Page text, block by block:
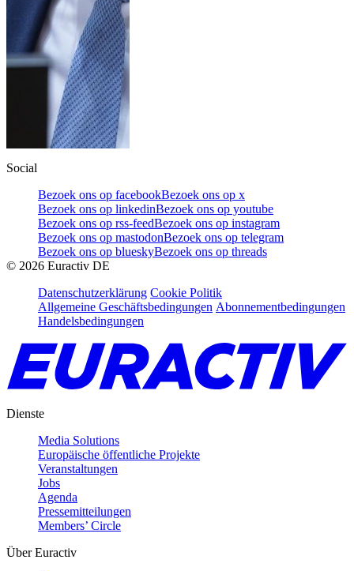
Social
Bezoek ons op facebookBezoek ons op x
Bezoek ons op linkedinBezoek ons op youtube
Bezoek ons op rss-feedBezoek ons op instagram
Bezoek ons op mastodonBezoek ons op telegram
Bezoek ons op blueskyBezoek ons op threads
© 2026 Euractiv DE
Datenschutzerklärung Cookie Politik
Allgemeine Geschäftsbedingungen Abonnementbedingungen
Handelsbedingungen
Dienste
Media Solutions
Europäische öffentliche Projekte
Veranstaltungen
Jobs
Agenda
Pressemitteilungen
Members’ Circle
Über Euractiv